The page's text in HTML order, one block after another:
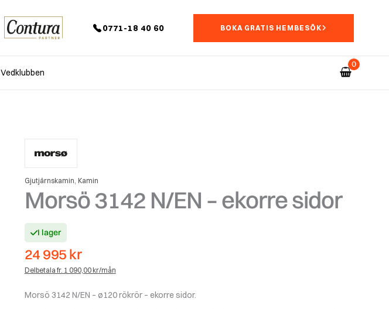
0771-18 40 60 BOKA GRATIS HEMBESÖK
Vedklubben
Gjutjärnskamin, Kamin
Morsö 3142 N/EN – ekorre sidor
I lager
24 995 kr
Delbetala fr. 1 090,00 kr/mån
Morsö 3142 N/EN – ø120 rökrör – ekorre sidor.